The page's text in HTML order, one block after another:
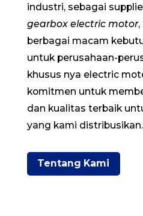
industri, sebagai
gearbox electric motor,
berbagai macam
untuk perusahaan-
khusus nya electric
komitmen untuk
dan kualitas terbaik
yang kami distribusikan.
Tentang Kami